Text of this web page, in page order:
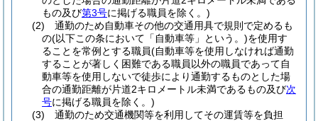
もの及び第3号に掲げる職員を除く。)
(2)
通勤のため自動車その他の交通用具で規則で定めるも
の(以下この条において「自動車等」という。)を使用す
ることを常例とする職員(自動車等を使用しなければ通勤
することが著しく困難である職員以外の職員であって自
動車等を使用しないで徒歩により通勤するものとした場
合の通勤距離が片道2キロメートル未満であるもの及び次
号に掲げる職員を除く。)
(3)
通勤のため交通機関等を利用してその運賃等を負担